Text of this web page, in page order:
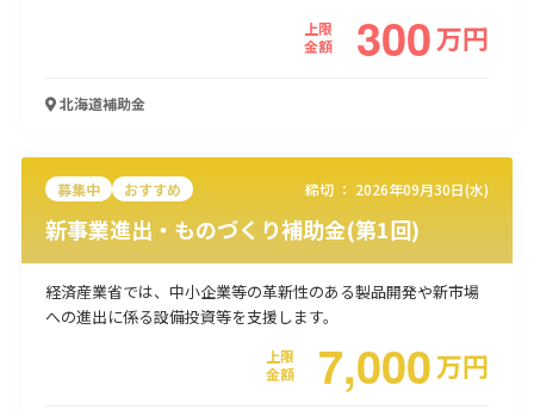
上限
金額
300万円
北海道補助金
募集中 おすすめ 締切 ： 2026年09月30日(水)
新事業進出・ものづくり補助金(第1回)
経済産業省では、中小企業等の革新性のある製品開発や新市場
への進出に係る設備投資等を支援します。
上限
金額
7,000万円